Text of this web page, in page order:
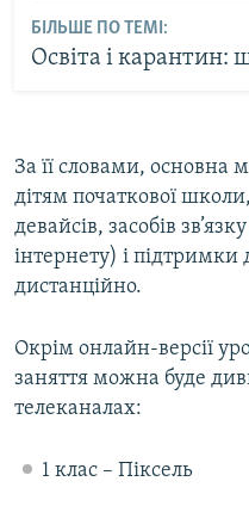
БІЛЬШЕ ПО ТЕМІ:
Освіта і карантин:
За її словами, основна
дітям початкової
девайсів, засобів
інтернету) і підтримки
дистанційно.
Окрім онлайн-версії
заняття можна буде
телеканалах:
1 клас – Піксель